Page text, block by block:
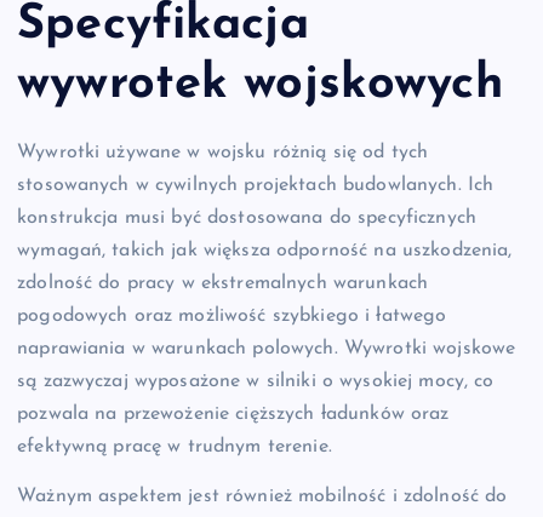
Specyfikacja
wywrotek wojskowych
Wywrotki używane w wojsku różnią się od tych
stosowanych w cywilnych projektach budowlanych. Ich
konstrukcja musi być dostosowana do specyficznych
wymagań, takich jak większa odporność na uszkodzenia,
zdolność do pracy w ekstremalnych warunkach
pogodowych oraz możliwość szybkiego i łatwego
naprawiania w warunkach polowych. Wywrotki wojskowe
są zazwyczaj wyposażone w silniki o wysokiej mocy, co
pozwala na przewożenie cięższych ładunków oraz
efektywną pracę w trudnym terenie.
Ważnym aspektem jest również mobilność i zdolność do